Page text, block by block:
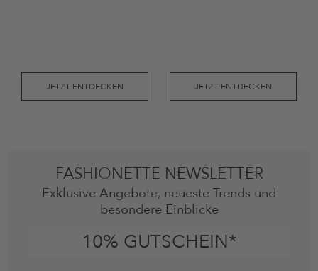
JETZT ENTDECKEN JETZT ENTDECKEN
FASHIONETTE NEWSLETTER
Exklusive Angebote, neueste Trends und
besondere Einblicke
10% GUTSCHEIN*